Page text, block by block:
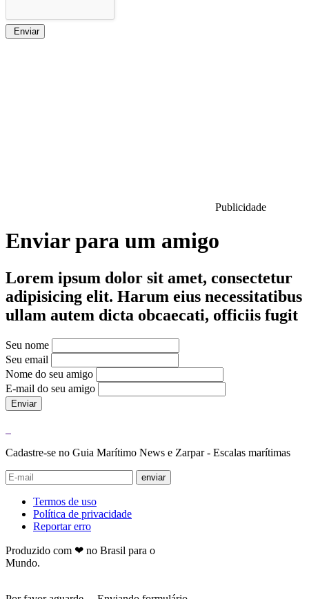
Enviar
Publicidade
Enviar para um amigo
Lorem ipsum dolor sit amet, consectetur
adipisicing elit. Harum eius necessitatibus
ullam autem dicta obcaecati, officiis fugit
Seu nome
Seu email
Nome do seu amigo
E-mail do seu amigo
Enviar
Cadastre-se no Guia Marítimo News e Zarpar - Escalas marítimas
enviar
Termos de uso
Política de privacidade
Reportar erro
Produzido com ❤ no Brasil para o
Mundo.